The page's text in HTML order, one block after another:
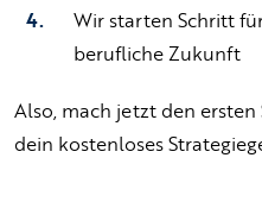
Wir starten Schritt
berufliche Zukunft
Also, mach jetzt den
dein kostenloses